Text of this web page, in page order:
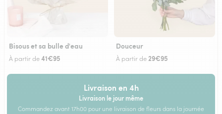
Bisous et sa bulle d'eau
À partir de41€95
Douceur
À partir de29€95
Livraison en 4h
Livraison le jour même
Commandez avant 17h00 pour une livraison de fleurs dans la journée